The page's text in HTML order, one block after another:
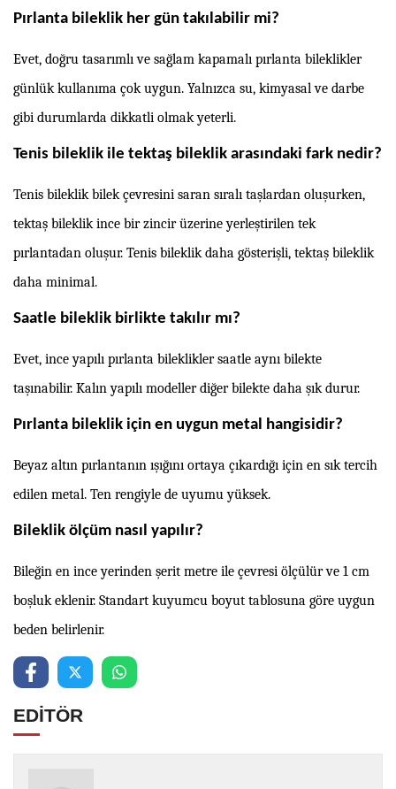
Pırlanta bileklik her gün takılabilir mi?
Evet, doğru tasarımlı ve sağlam kapamalı pırlanta bileklikler
günlük kullanıma çok uygun. Yalnızca su, kimyasal ve darbe
gibi durumlarda dikkatli olmak yeterli.
Tenis bileklik ile tektaş bileklik arasındaki fark nedir?
Tenis bileklik bilek çevresini saran sıralı taşlardan oluşurken,
tektaş bileklik ince bir zincir üzerine yerleştirilen tek
pırlantadan oluşur. Tenis bileklik daha gösterişli, tektaş bileklik
daha minimal.
Saatle bileklik birlikte takılır mı?
Evet, ince yapılı pırlanta bileklikler saatle aynı bilekte
taşınabilir. Kalın yapılı modeller diğer bilekte daha şık durur.
Pırlanta bileklik için en uygun metal hangisidir?
Beyaz altın pırlantanın ışığını ortaya çıkardığı için en sık tercih
edilen metal. Ten rengiyle de uyumu yüksek.
Bileklik ölçüm nasıl yapılır?
Bileğin en ince yerinden şerit metre ile çevresi ölçülür ve 1 cm
boşluk eklenir. Standart kuyumcu boyut tablosuna göre uygun
beden belirlenir.
EDİTÖR